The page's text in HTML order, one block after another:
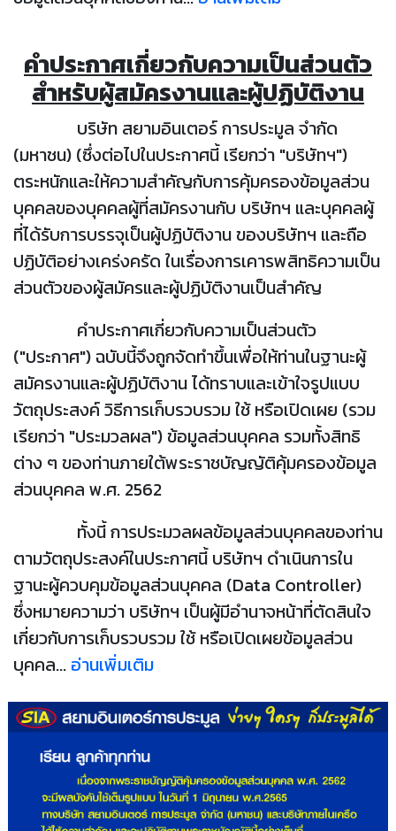
คำประกาศเกี่ยวกับความเป็นส่วนตัว
สำหรับผู้สมัครงานและผู้ปฏิบัติงาน
บริษัท สยามอินเตอร์ การประมูล จำกัด
(มหาชน) (ซึ่งต่อไปในประกาศนี้ เรียกว่า "บริษัทฯ")
ตระหนักและให้ความสำคัญกับการคุ้มครองข้อมูลส่วน
บุคคลของบุคคลผู้ที่สมัครงานกับ บริษัทฯ และบุคคลผู้
ที่ได้รับการบรรจุเป็นผู้ปฏิบัติงาน ของบริษัทฯ และถือ
ปฏิบัติอย่างเคร่งครัด ในเรื่องการเคารพสิทธิความเป็น
ส่วนตัวของผู้สมัครและผู้ปฏิบัติงานเป็นสำคัญ
คำประกาศเกี่ยวกับความเป็นส่วนตัว
("ประกาศ") ฉบับนี้จึงถูกจัดทำขึ้นเพื่อให้ท่านในฐานะผู้
สมัครงานและผู้ปฏิบัติงาน ได้ทราบและเข้าใจรูปแบบ
วัตถุประสงค์ วิธีการเก็บรวบรวม ใช้ หรือเปิดเผย (รวม
เรียกว่า "ประมวลผล") ข้อมูลส่วนบุคคล รวมทั้งสิทธิ
ต่าง ๆ ของท่านภายใต้พระราชบัญญัติคุ้มครองข้อมูล
ส่วนบุคคล พ.ศ. 2562
ทั้งนี้ การประมวลผลข้อมูลส่วนบุคคลของท่าน
ตามวัตถุประสงค์ในประกาศนี้ บริษัทฯ ดำเนินการใน
ฐานะผู้ควบคุมข้อมูลส่วนบุคคล (Data Controller)
ซึ่งหมายความว่า บริษัทฯ เป็นผู้มีอำนาจหน้าที่ตัดสินใจ
เกี่ยวกับการเก็บรวบรวม ใช้ หรือเปิดเผยข้อมูลส่วน
บุคคล... อ่านเพิ่มเติม